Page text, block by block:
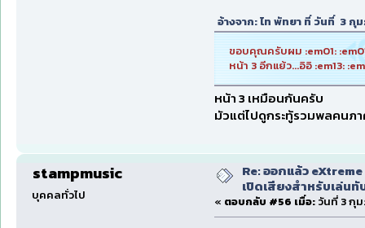
อ้างจาก: ไท พัทยา ที่ วันที่ 3 กุ
ขอบคุณครับผม :em01:
หน้า 3 อีกแย้ว...อิอิ :em13:
หน้า 3 เหมือนกันครับ
มัวแต่ไปดูกระทู้รวมพลคนภ
stampmusic
บุคคลทั่วไป
Re: ออกแล้ว
เปิดเสียงสำหรับเล่น
« ตอบกลับ #56 เมื่อ: วันที่ 3 กุ